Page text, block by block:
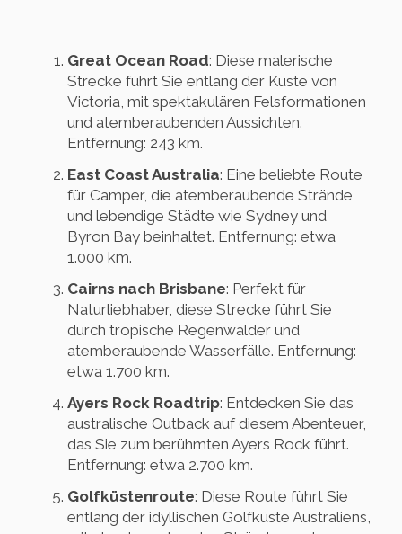
Great Ocean Road: Diese malerische
Strecke führt Sie entlang der Küste von
Victoria, mit spektakulären Felsformationen
und atemberaubenden Aussichten.
Entfernung: 243 km.
East Coast Australia: Eine beliebte Route
für Camper, die atemberaubende Strände
und lebendige Städte wie Sydney und
Byron Bay beinhaltet. Entfernung: etwa
1.000 km.
Cairns nach Brisbane: Perfekt für
Naturliebhaber, diese Strecke führt Sie
durch tropische Regenwälder und
atemberaubende Wasserfälle. Entfernung:
etwa 1.700 km.
Ayers Rock Roadtrip: Entdecken Sie das
australische Outback auf diesem Abenteuer,
das Sie zum berühmten Ayers Rock führt.
Entfernung: etwa 2.700 km.
Golfküstenroute: Diese Route führt Sie
entlang der idyllischen Golfküste Australiens,